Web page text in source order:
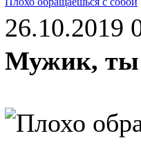
26.10.2019
Мужик, ты